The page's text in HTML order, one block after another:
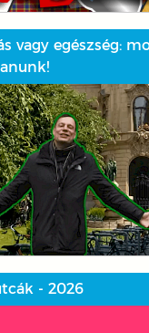
vagy egészség:
- 2026